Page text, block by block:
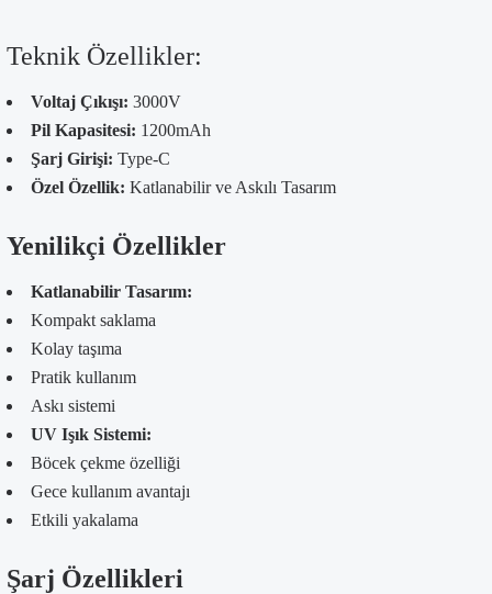
Teknik Özellikler:
Voltaj Çıkışı: 3000V
Pil Kapasitesi: 1200mAh
Şarj Girişi: Type-C
Özel Özellik: Katlanabilir ve Askılı Tasarım
Yenilikçi Özellikler
Katlanabilir Tasarım:
Kompakt saklama
Kolay taşıma
Pratik kullanım
Askı sistemi
UV Işık Sistemi:
Böcek çekme özelliği
Gece kullanım avantajı
Etkili yakalama
Şarj Özellikleri